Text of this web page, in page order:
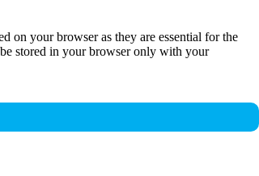
on your browser as they are essential for the
stored in your browser only with your